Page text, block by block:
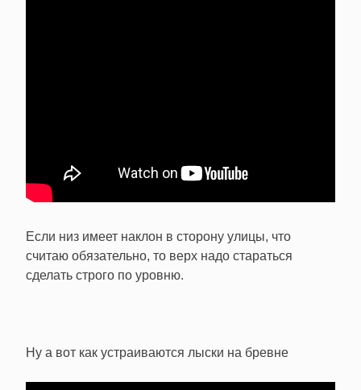
Если низ имеет наклон в сторону улицы, что
считаю обязательно, то верх надо стараться
сделать строго по уровню.
Ну а вот как устраиваются лыски на бревне